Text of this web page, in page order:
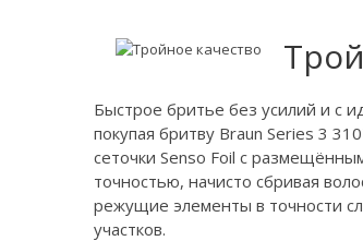
Быстрое бритье без усилий и с
покупая бритву Braun Series 3
сеточки Senso Foil с
точностью, начисто сбривая
режущие элементы в точности
участков.